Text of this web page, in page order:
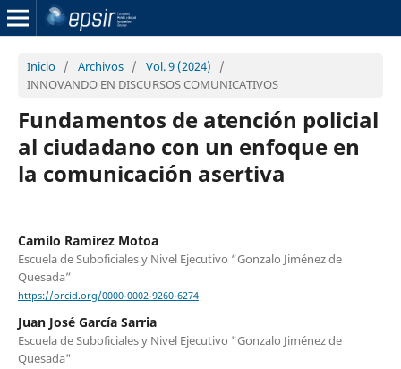
Inicio / Archivos / Vol. 9 (2024)
/
INNOVANDO EN DISCURSOS COMUNICATIVOS
Fundamentos de atención policial
al ciudadano con un enfoque en
la comunicación asertiva
Camilo Ramírez Motoa
Escuela de Suboficiales y Nivel Ejecutivo “Gonzalo Jiménez de
Quesada”
https://orcid.org/0000-0002-9260-6274
Juan José García Sarria
Escuela de Suboficiales y Nivel Ejecutivo "Gonzalo Jiménez de
Quesada"